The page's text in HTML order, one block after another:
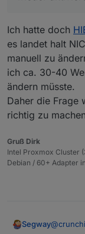
Ich hatte doch
es landet halt
manuell zu
ich ca. 30-40
ändern müsste.
Daher die Frage
richtig zu machen
Gruß Dirk
Intel Proxmox Cluster
Debian / 60+ Adapter
Segway@